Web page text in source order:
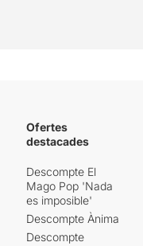
Ofertes
destacades
Descompte El
Mago Pop 'Nada
es imposible'
Descompte Ànima
Descompte